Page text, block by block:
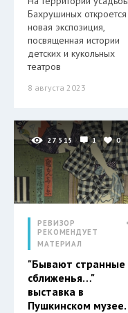
Бахрушиных откроется
новая экспозиция,
посвященная истории
детских и кукольных
театров
8 августа 2023
27 515 1 0
РЕВИЗОР
РЕКОМЕНДУЕТ
МАТЕРИАЛ
"Бывают странные
сближенья…"
выставка в
Пушкинском музее.